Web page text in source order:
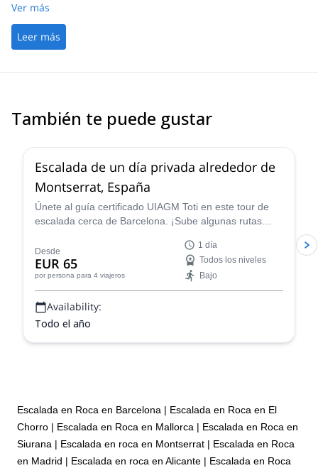
Ver más
Leer más
También te puede gustar
Escalada de un día privada alrededor de
Montserrat, España
Únete al guía certificado UIAGM Toti en este tour de
escalada cerca de Barcelona. ¡Sube algunas rutas
Desde
EUR 65
por persona para 4 viajeros
1 día
Todos los niveles
Bajo
Availability:
Todo el año
Escalada en Roca en Barcelona | Escalada en Roca en El
Chorro | Escalada en Roca en Mallorca | Escalada en Roca en
Siurana | Escalada en roca en Montserrat | Escalada en Roca
en Madrid | Escalada en roca en Alicante | Escalada en Roca